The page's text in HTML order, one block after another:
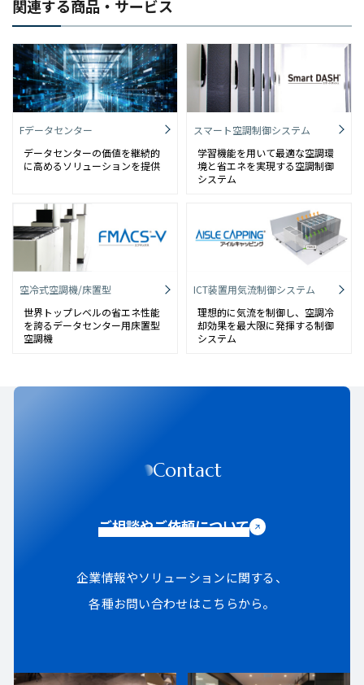
関連する商品・サービス
Fデータセンター
データセンターの価値を継続的
に高めるソリューションを提供
スマート空調制御システム
学習機能を用いて最適な空調環
境と省エネを実現する空調制御
システム
空冷式空調機/床置型
世界トップレベルの省エネ性能
を誇るデータセンター用床置型
空調機
ICT装置用気流制御システム
理想的に気流を制御し、空調冷
却効果を最大限に発揮する制御
システム
Contact
ご相談やご依頼について
企業情報やソリューションに関する、
各種お問い合わせはこちらから。